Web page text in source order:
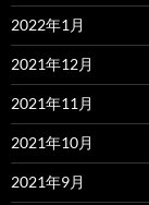
2022年1月
2021年12月
2021年11月
2021年10月
2021年9月